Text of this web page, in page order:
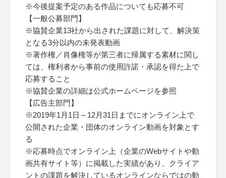
※今後提案予定のある作品についても応募不可
【一般公募部門】
※協賛企業13社から出された課題に対して、解決策
となる3分以内の未発表動画
※著作権／肖像権等が第三者に帰属する素材に関し
ては、権利者から事前の使用許諾・承認を得た上で
応募すること
※協賛企業の詳細は公式ホームページを参照
【広告主部門】
※2019年1月1日～12月31日までにオンライン上で
公開された企業・団体のオンライン動画を対象とす
る
※応募時点でオンライン上（企業のWebサイトや動
画共有サイト等）に掲載した実績があり、クライア
ントの課題を解決しているオンラインならではの動